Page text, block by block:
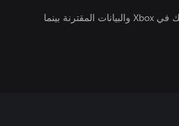
يتلقى ناشرو الألعاب التي تقوم بتشغيلها وصولاً إلى معلومات ملف تعريفك في Xbox والبيانات المقترنة بينما